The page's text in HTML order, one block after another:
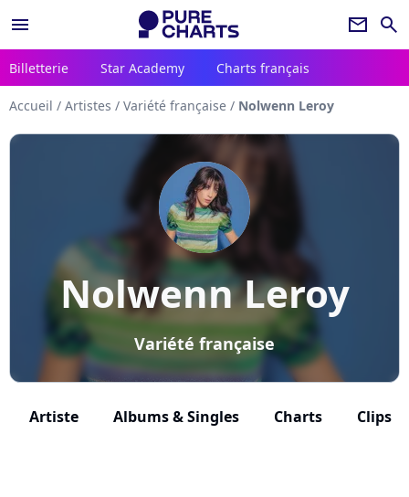
menu newsletter search
Billetterie Star Academy Charts français
Accueil / Artistes / Variété française / Nolwenn Leroy
Nolwenn Leroy
Variété française
Artiste Albums & Singles Charts Clips